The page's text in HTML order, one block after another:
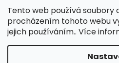
Tento web používá soubory
procházením tohoto webu
jejich používáním.. Více
Přijímáme online